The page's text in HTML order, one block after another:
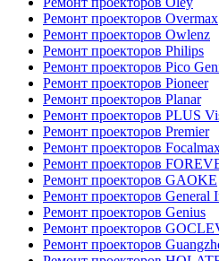
Ремонт проекторов Overmax
Ремонт проекторов Owlenz
Ремонт проекторов Philips
Ремонт проекторов Pico
Ремонт проекторов Pioneer
Ремонт проекторов Planar
Ремонт проекторов PLUS
Ремонт проекторов Premier
Ремонт проекторов
Ремонт проекторов
Ремонт проекторов GAOKE
Ремонт проекторов General
Ремонт проекторов Genius
Ремонт проекторов
Ремонт проекторов